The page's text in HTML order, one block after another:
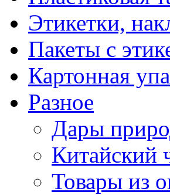
Этикетки,
Пакеты с
Картонная
Разное
Дары
Китайский
Товары из